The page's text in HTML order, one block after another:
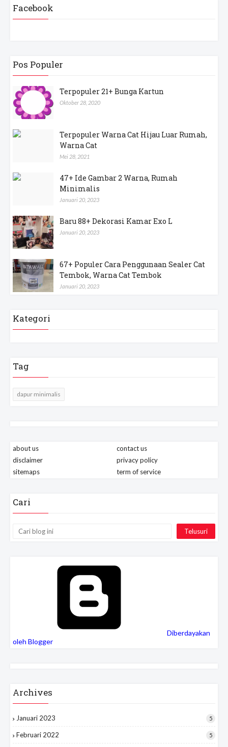
Facebook
Pos Populer
Terpopuler 21+ Bunga Kartun
Oktober 28, 2020
Terpopuler Warna Cat Hijau Luar Rumah,
Warna Cat
Mei 28, 2021
47+ Ide Gambar 2 Warna, Rumah
Minimalis
Januari 20, 2023
Baru 88+ Dekorasi Kamar Exo L
Januari 20, 2023
67+ Populer Cara Penggunaan Sealer Cat
Tembok, Warna Cat Tembok
Januari 20, 2023
Kategori
Tag
dapur minimalis
about us
contact us
disclaimer
privacy policy
sitemaps
term of service
Cari
Diberdayakan
oleh Blogger
Archives
Januari 2023 5
Februari 2022 5